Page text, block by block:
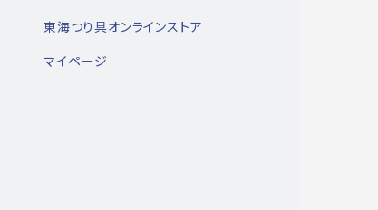
東海つり具オンラインストア
マイページ